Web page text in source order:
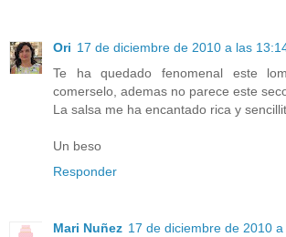
Ori 17 de diciembre de 2010 a las
Te ha quedado fenomenal este
comerselo, ademas no parece este
La salsa me ha encantado rica y
Un beso
Responder
Mari Nuñez 17 de diciembre de 2010